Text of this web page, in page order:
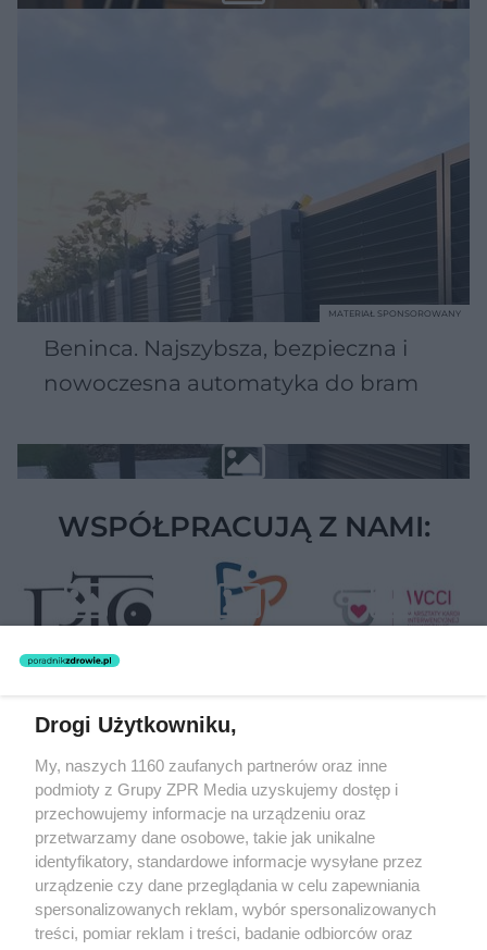
Beninca. Najszybsza, bezpieczna i
nowoczesna automatyka do bram
MATERIAŁ SPONSOROWANY
WSPÓŁPRACUJĄ Z NAMI:
Żaden utwór zamieszczony w serwisie nie może być powielany i
rozpowszechniany lub dalej rozpowszechniany w jakikolwiek sposób
(w tym także elektroniczny lub mechaniczny) na jakimkolwiek polu
eksploatacji w jakiejkolwiek formie, włącznie z umieszczaniem w
Internecie bez pisemnej zgody właściciela praw. Jakiekolwiek użycie
lub wykorzystanie utworów w całości lub w części z naruszeniem
prawa, tzn. bez właściwej zgody, jest zabronione pod groźbą kary i
może być ścigane prawnie.
Drogi Użytkowniku,
My, naszych 1160 zaufanych partnerów oraz inne
podmioty z Grupy ZPR Media uzyskujemy dostęp i
przechowujemy informacje na urządzeniu oraz
przetwarzamy dane osobowe, takie jak unikalne
identyfikatory, standardowe informacje wysyłane przez
urządzenie czy dane przeglądania w celu zapewniania
spersonalizowanych reklam, wybór spersonalizowanych
treści, pomiar reklam i treści, badanie odbiorców oraz